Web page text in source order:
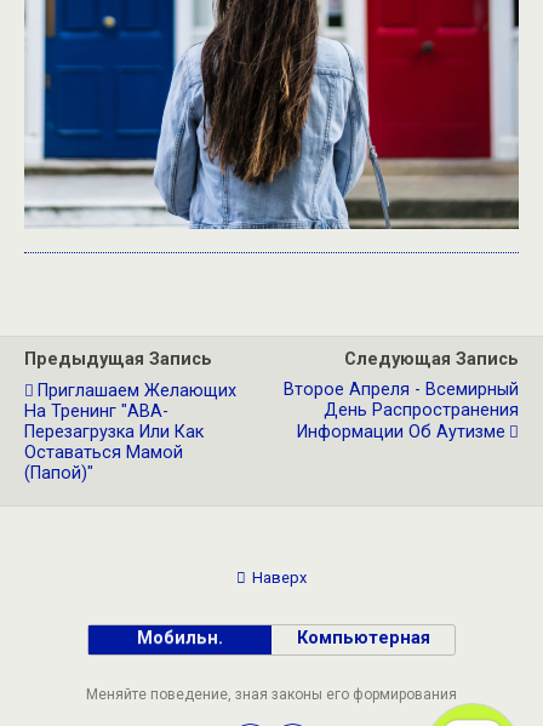
Предыдущая Запись
Приглашаем Желающих
На Тренинг "АВА-
Перезагрузка Или Как
Оставаться Мамой
(папой)"
Следующая Запись
Второе Апреля - Всемирный
День Распространения
Информации Об Аутизме
Наверх
Мобильн. Компьютерная
Меняйте поведение, зная законы его формирования